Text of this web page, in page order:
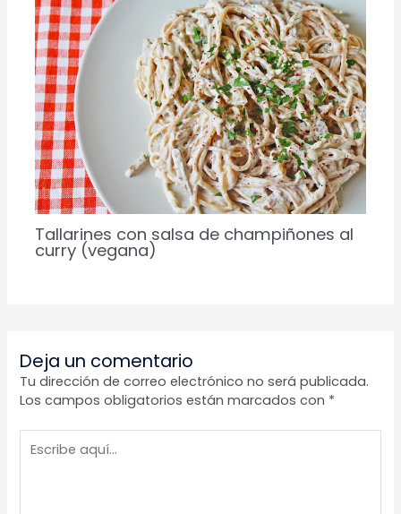
Tallarines con salsa de champiñones al
curry (vegana)
Deja un comentario
Tu dirección de correo electrónico no será publicada.
Los campos obligatorios están marcados con *
aquí...